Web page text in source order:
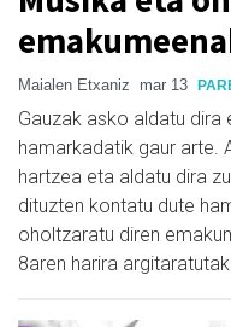
Maialen Etxaniz mar 13
Gauzak asko aldatu dira
hamarkadatik gaur arte.
hartzea eta aldatu dira
dituzten kontatu dute
oholtzaratu diren
8aren harira